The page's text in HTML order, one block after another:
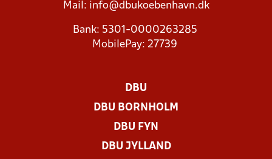
Mail: info@dbukoebenhavn.dk
Bank: 5301-0000263285
MobilePay: 27739
DBU
DBU BORNHOLM
DBU FYN
DBU JYLLAND